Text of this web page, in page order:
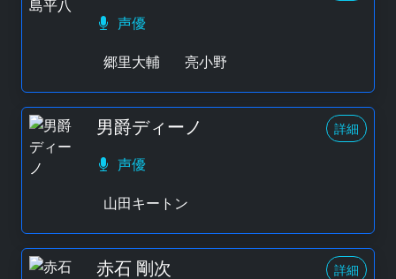
声優
郷里大輔
亮小野
男爵ディーノ 詳細
声優
山田キートン
赤石 剛次 詳細